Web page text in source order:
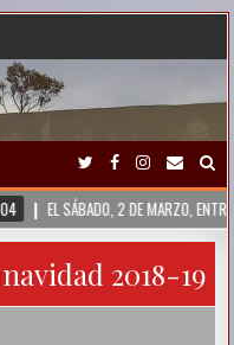
EL SÁBADO, 2 DE MARZO,
2018-19